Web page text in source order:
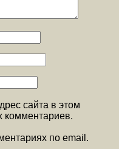
сайта в этом
комментариев.
по email.